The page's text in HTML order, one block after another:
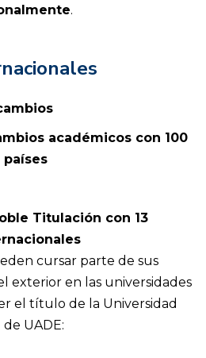
.
académicos con 100
Titulación con 13
cursar parte de sus
exterior en las universidades
el título de la Universidad
UADE: